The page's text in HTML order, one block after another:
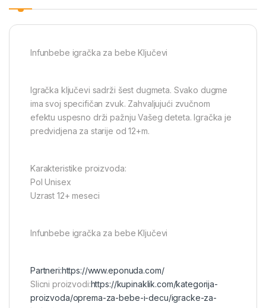
Infunbebe igračka za bebe Ključevi
Igračka ključevi sadrži šest dugmeta. Svako dugme
ima svoj specifičan zvuk. Zahvaljujući zvučnom
efektu uspesno drži pažnju Vašeg deteta. Igračka je
predvidjena za starije od 12+m.
Karakteristike proizvoda:
Pol Unisex
Uzrast 12+ meseci
Infunbebe igračka za bebe Ključevi
Partneri:https://www.eponuda.com/
Slicni proizvodi:https://kupinaklik.com/kategorija-
proizvoda/oprema-za-bebe-i-decu/igracke-za-